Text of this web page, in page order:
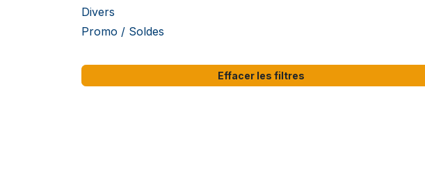
Divers
Promo / Soldes
Effacer les filtres